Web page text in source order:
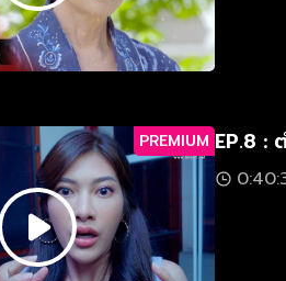
PREMIUM EP.8 :